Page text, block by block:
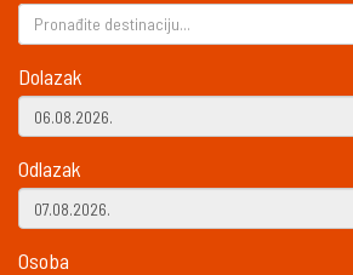
Pronađite destinaciju...
Dolazak
Odlazak
Osoba